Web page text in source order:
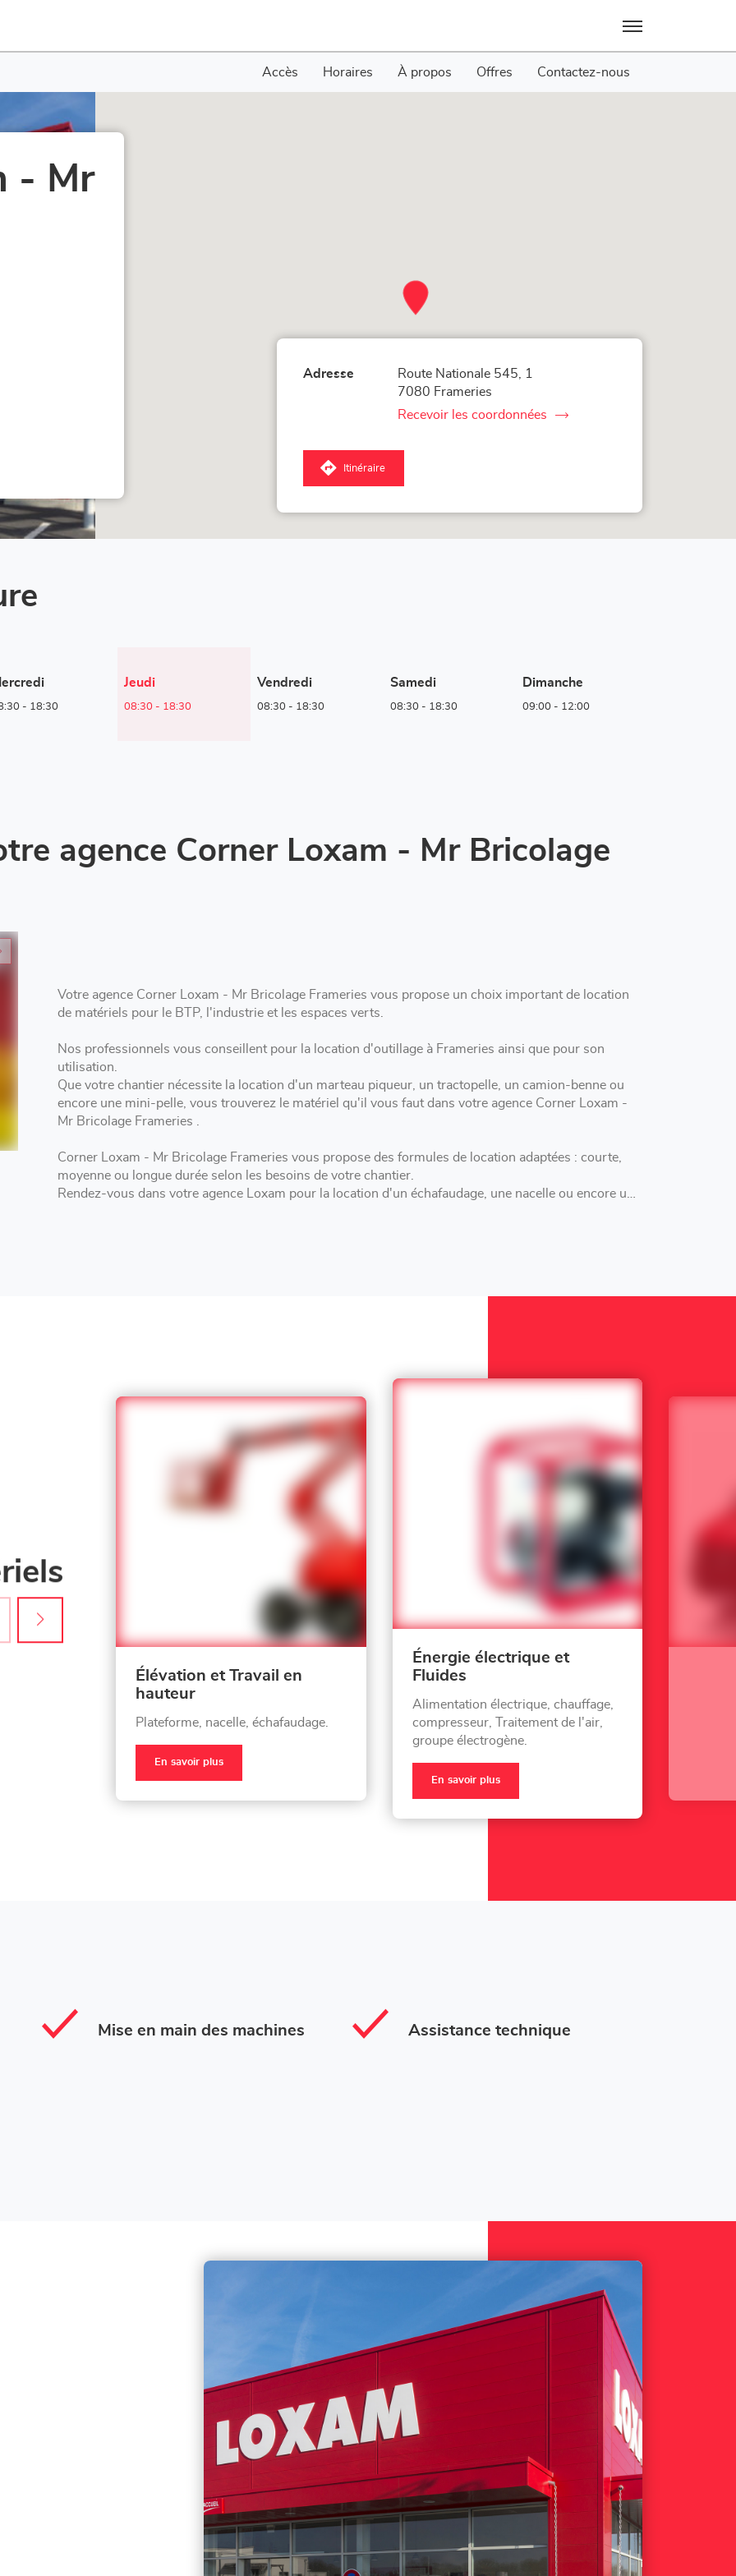
Menu
Accès Horaires À propos Offres Contactez-nous
- Mr
Adresse
Route Nationale 545, 1
7080 Frameries
Recevoir les coordonnées
du
Loxam
Mr
Frameries
Itinéraire
jusqu'au
point
- 18:30
Horaires
d'ouverture
Jeudi
08:30 - 18:30
Vendredi
08:30 - 18:30
Samedi
08:30 - 18:30
Dimanche
09:00 - 12:00
agence Corner Loxam - Mr Bricolage
Votre agence Corner Loxam - Mr Bricolage Frameries vous propose un choix important de location
de matériels pour le BTP, l'industrie et les espaces verts.
Nos professionnels vous conseillent pour la location d'outillage à Frameries ainsi que pour son
utilisation.
Que votre chantier nécessite la location d'un marteau piqueur, un tractopelle, un camion-benne ou
encore une mini-pelle, vous trouverez le matériel qu'il vous faut dans votre agence Corner Loxam -
Corner Loxam - Mr Bricolage Frameries vous propose des formules de location adaptées : courte,
moyenne ou longue durée selon les besoins de votre chantier.
Rendez-vous dans votre agence Loxam pour la location d'un échafaudage, une nacelle ou encore une
Élévation et Travail en
hauteur
Plateforme, nacelle, échafaudage.
En savoir plus
Énergie électrique et
Fluides
Alimentation électrique, chauffage,
compresseur, Traitement de l'air,
groupe électrogène.
En savoir plus
Mise en main des machines Assistance technique